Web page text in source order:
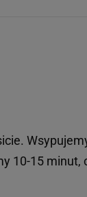
10-15 minut,